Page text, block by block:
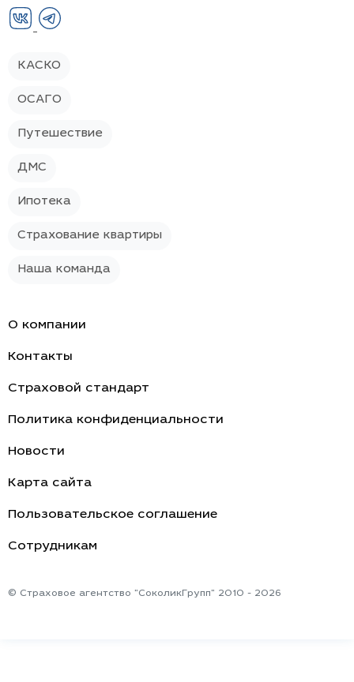
КАСКО
ОСАГО
Путешествие
ДМС
Ипотека
Страхование квартиры
Наша команда
О компании
Контакты
Страховой стандарт
Политика конфиденциальности
Новости
Карта сайта
Пользовательское соглашение
Cотрудникам
© Страховое агентство "СоколикГрупп" 2010 - 2026